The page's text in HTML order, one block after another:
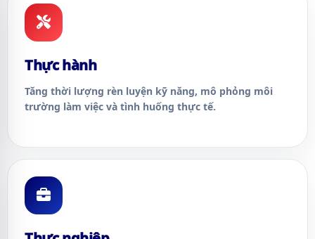
Thực hành
Tăng thời lượng rèn luyện kỹ năng, mô phỏng môi
trường làm việc và tình huống thực tế.